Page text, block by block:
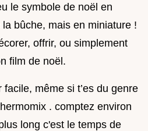
le symbole de noël en
bûche, mais en miniature !
offrir, ou simplement
film de noël.
même si t’es du genre
. comptez environ
long c'est le temps de